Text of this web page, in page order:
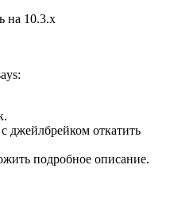
на 10.3.x
джейлбрейком откатить
подробное описание.